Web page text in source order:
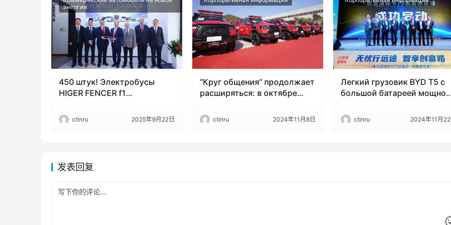
энергии
450 штук! Электробусы
HIGER FENCER f1
Америку
ctinru 2025年9月22日
“Круг общения” продолжает
расширяться: в октябре
пикапов JAC составили
4620 единиц
ctinru 2024年11月8日
Легкий грузовик BYD T5 с
большой батареей мощно
заключено соглашение на
836 единиц!
ctinru 2024年11月
发表回复